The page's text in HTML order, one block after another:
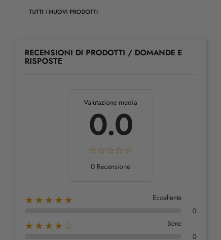
TUTTI I NUOVI PRODOTTI
RECENSIONI DI PRODOTTI / DOMANDE E
RISPOSTE
Valutazione media
0.0
0 Recensione
★★★★★
Eccellente
0
★★★★☆
Bene
0